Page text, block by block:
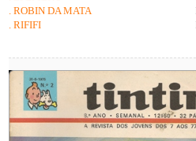
. ROBIN DA MATA
. RIFIFI